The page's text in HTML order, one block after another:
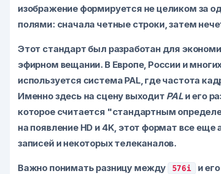
изображение формируется не целиком за
полями: сначала четные строки, затем
Этот стандарт был разработан для
эфирном вещании. В Европе, России и
используется система PAL, где частота
Именно здесь на сцену выходит PALи его
которое считается "стандартным
на появление HD и 4K, этот формат все еще
записей и некоторых телеканалов.
Важно понимать разницу между 576i
и